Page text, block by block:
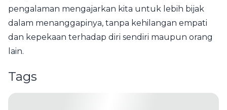
pengalaman mengajarkan kita untuk lebih bijak
dalam menanggapinya, tanpa kehilangan empati
dan kepekaan terhadap diri sendiri maupun orang
lain.
Tags